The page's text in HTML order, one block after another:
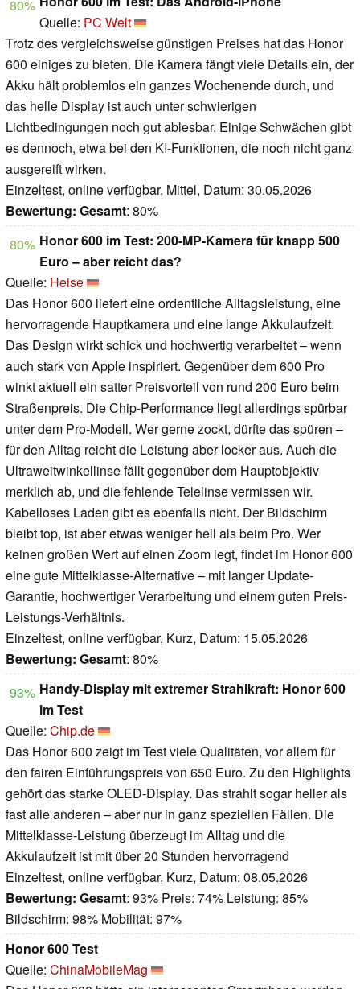
80%
Quelle: PC Welt
Trotz des vergleichsweise günstigen Preises hat das Honor
600 einiges zu bieten. Die Kamera fängt viele Details ein, der
Akku hält problemlos ein ganzes Wochenende durch, und
das helle Display ist auch unter schwierigen
Lichtbedingungen noch gut ablesbar. Einige Schwächen gibt
es dennoch, etwa bei den KI-Funktionen, die noch nicht ganz
ausgereift wirken.
Einzeltest, online verfügbar, Mittel, Datum: 30.05.2026
Bewertung: Gesamt: 80%
80% Honor 600 im Test: 200-MP-Kamera für knapp 500
Euro – aber reicht das?
Quelle: Heise
Das Honor 600 liefert eine ordentliche Alltagsleistung, eine
hervorragende Hauptkamera und eine lange Akkulaufzeit.
Das Design wirkt schick und hochwertig verarbeitet – wenn
auch stark von Apple inspiriert. Gegenüber dem 600 Pro
winkt aktuell ein satter Preisvorteil von rund 200 Euro beim
Straßenpreis. Die Chip-Performance liegt allerdings spürbar
unter dem Pro-Modell. Wer gerne zockt, dürfte das spüren –
für den Alltag reicht die Leistung aber locker aus. Auch die
Ultraweitwinkellinse fällt gegenüber dem Hauptobjektiv
merklich ab, und die fehlende Telelinse vermissen wir.
Kabelloses Laden gibt es ebenfalls nicht. Der Bildschirm
bleibt top, ist aber etwas weniger hell als beim Pro. Wer
keinen großen Wert auf einen Zoom legt, findet im Honor 600
eine gute Mittelklasse-Alternative – mit langer Update-
Garantie, hochwertiger Verarbeitung und einem guten Preis-
Leistungs-Verhältnis.
Einzeltest, online verfügbar, Kurz, Datum: 15.05.2026
Bewertung: Gesamt: 80%
93% Handy-Display mit extremer Strahlkraft: Honor 600
im Test
Quelle: Chip.de
Das Honor 600 zeigt im Test viele Qualitäten, vor allem für
den fairen Einführungspreis von 650 Euro. Zu den Highlights
gehört das starke OLED-Display. Das strahlt sogar heller als
fast alle anderen – aber nur in ganz speziellen Fällen. Die
Mittelklasse-Leistung überzeugt im Alltag und die
Akkulaufzeit ist mit über 20 Stunden hervorragend
Einzeltest, online verfügbar, Kurz, Datum: 08.05.2026
Bewertung: Gesamt: 93% Preis: 74% Leistung: 85%
Bildschirm: 98% Mobilität: 97%
Honor 600 Test
Quelle: ChinaMobileMag